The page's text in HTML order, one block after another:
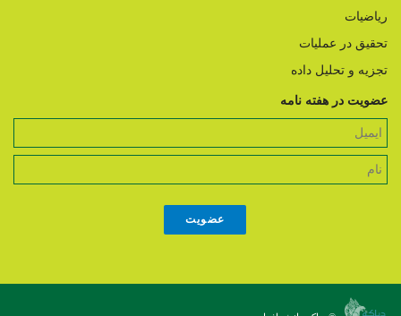
ریاضیات
تحقیق در عملیات
تجزیه و تحلیل داده
عضویت در هفته نامه